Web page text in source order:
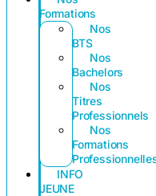
Formations
Nos
BTS
Nos
Bachelors
Nos
Titres
Professionnels
Nos
Formations
INFO
JEUNE